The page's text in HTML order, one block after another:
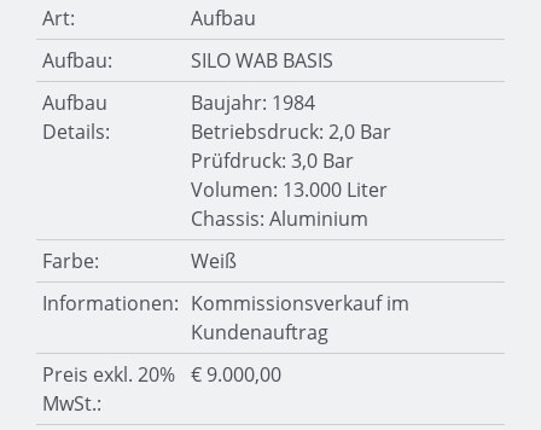
Art:
Aufbau
Aufbau:
SILO WAB BASIS
Aufbau
Details:
Baujahr: 1984
Betriebsdruck: 2,0 Bar
Prüfdruck: 3,0 Bar
Volumen: 13.000 Liter
Chassis: Aluminium
Farbe:
Weiß
Informationen: Kommissionsverkauf im
Kundenauftrag
Preis exkl. 20%
MwSt.:
€ 9.000,00